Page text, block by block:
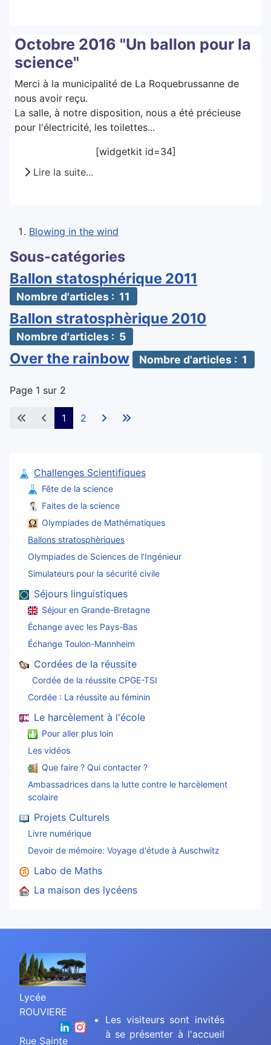
Octobre 2016 "Un ballon pour la
science"
Merci à la municipalité de La Roquebrussanne de
nous avoir reçu.
La salle, à notre disposition, nous a été précieuse
pour l'électricité, les toilettes...
[widgetkit id=34]
Lire la suite...
Blowing in the wind
Sous-catégories
Ballon statosphérique 2011
Nombre d'articles : 11
Ballon stratosphèrique 2010
Nombre d'articles : 5
Over the rainbow Nombre d'articles : 1
Page 1 sur 2
1 2
Challenges Scientifiques
Fête de la science
Faites de la science
Olympiades de Mathématiques
Ballons stratosphèriques
Olympiades de Sciences de l’Ingénieur
Simulateurs pour la sécurité civile
Séjours linguistiques
Séjour en Grande-Bretagne
Échange avec les Pays-Bas
Échange Toulon-Mannheim
Cordées de la réussite
Cordée de la réussite CPGE-TSI
Cordée : La réussite au féminin
Le harcèlement à l'école
Pour aller plus loin
Les vidéos
Que faire ? Qui contacter ?
Ambassadrices dans la lutte contre le harcèlement
scolaire
Projets Culturels
Livre numérique
Devoir de mémoire: Voyage d'étude à Auschwitz
Labo de Maths
La maison des lycéens
Lycée
ROUVIERE
Rue Sainte
Les visiteurs sont invités
à se présenter à l'accueil